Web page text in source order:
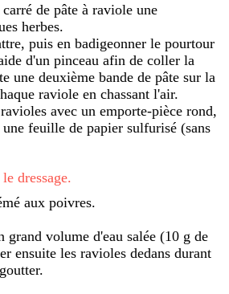
de pâte à raviole une
herbes.
puis en badigeonner le pourtour
d'un pinceau afin de coller la
une deuxième bande de pâte sur la
raviole en chassant l'air.
avec un emporte-pièce rond,
feuille de papier sulfurisé (sans
dressage.
aux poivres.
grand volume d'eau salée (10 g de
ensuite les ravioles dedans durant